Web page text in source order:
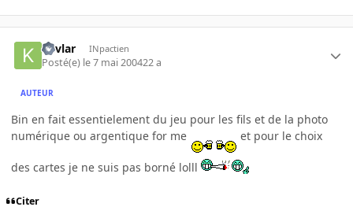
Kevlar INpactien
Posté(e) le 7 mai 200422 a
AUTEUR
Bin en fait essentielement du jeu pour les fils et de la photo
numérique ou argentique for me
et pour le choix
des cartes je ne suis pas borné lolll
Citer